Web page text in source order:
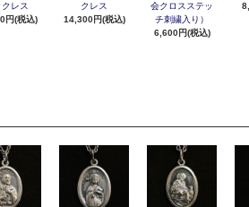
レス
円(税込)
クレス
14,300円(税込)
会クロスステッ
チ刺繍入り）
6,600円(税込)